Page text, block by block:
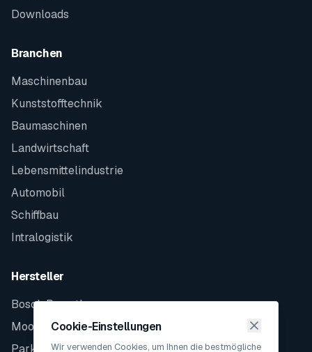
Downloads
Branchen
Maschinenbau
Kunststofftechnik
Baumaschinen
Landwirtschaft
Lebensmittelindustrie
Automobil
Schiffbau
Intralogistik
Hersteller
Bosch Rexroth
Moog
Parker
Cookie-Einstellungen
Wir verwenden Cookies, um Ihnen die bestmögliche